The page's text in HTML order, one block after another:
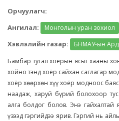
Орчуулагч:
Ангилал:
Монголын уран зохиол
Хэвлэлийн газар:
БНМАУ-ын
Бамбар тугал хоёрын ясыг хааны
хойно тэнд хоёр сайхан саглагар
хоёр хөөрхөн хүү хоёр модноос
наадаж, харуй бүрий болохоор
алга болдог болов. Энэ
үзээд гэргийдээ ярив. Гэргий нь